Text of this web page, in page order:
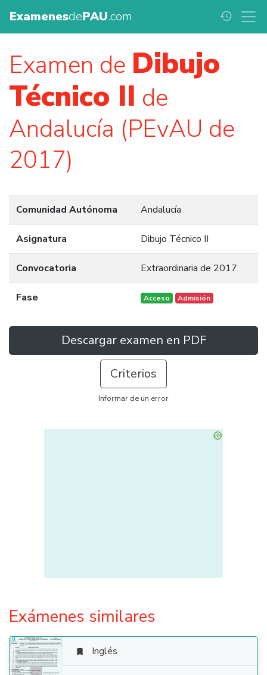
ExamenesdePAU.com history
Examen de Dibujo
Técnico II de
Andalucía (PEvAU de
2017)
Comunidad Autónoma Andalucía
Asignatura Dibujo Técnico II
Convocatoria Extraordinaria de 2017
Fase Acceso Admisión
Descargar examen en PDF
Criterios
Informar de un error
Exámenes similares
 Inglés